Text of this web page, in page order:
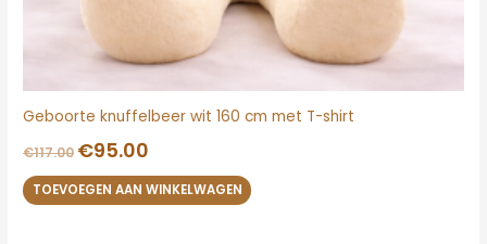
Geboorte knuffelbeer wit 160 cm met T-shirt
€117.00 €95.00
TOEVOEGEN AAN WINKELWAGEN